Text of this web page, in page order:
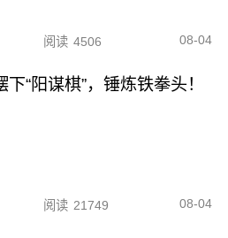
阅读 4506 08-04
“阳谋棋”，锤炼铁拳头！
阅读 21749 08-04